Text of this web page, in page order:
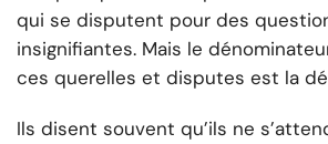
qui se disputent pour des
insignifiantes. Mais le
ces querelles et disputes est la
Ils disent souvent qu’ils ne